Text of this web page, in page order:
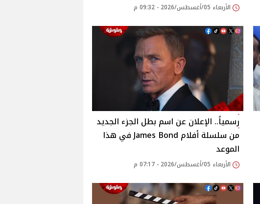
الأربعاء 05/أغسطس/2026 - 09:32 م
رسمياً.. الإعلان عن اسم بطل الجزء الجديد
من سلسلة أفلام James Bond في هذا
الموعد
الأربعاء 05/أغسطس/2026 - 07:17 م